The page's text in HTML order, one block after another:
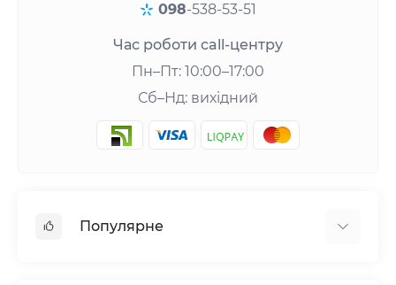
098-538-53-51
Час роботи call-центру
Пн–Пт: 10:00–17:00
Сб–Нд: вихідний
Популярне